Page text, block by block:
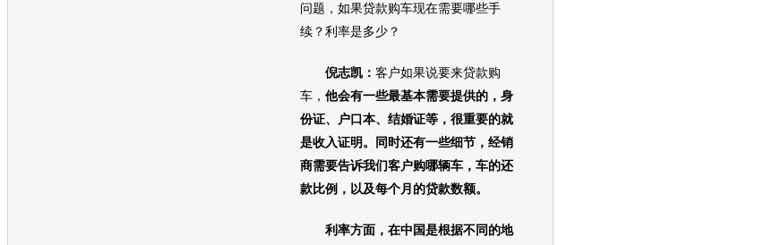
问题，如果贷款购车现在需要哪些手
续？利率是多少？
倪志凯： 客户如果说要来贷款购
车 ， 他会有一些最基本需要提供的，身
份证、户口本、结婚证等，很重要的就
是收入证明。同时还有一些细节，经销
商需要告诉我们客户购哪辆车，车的还
款比例，以及每个月的贷款数额。
利率方面，在中国是根据不同的地